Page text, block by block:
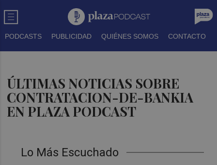
PODCASTS PUBLICIDAD QUIÉNES SOMOS CONTACTO
ÚLTIMAS NOTICIAS SOBRE
CONTRATACION-DE-BANKIA
EN PLAZA PODCAST
Lo Más Escuchado